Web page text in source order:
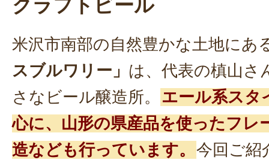
クラフトビール
米沢市南部の自然豊かな土地にあ
スブルワリー」 は、代表の槙山さ
さなビール醸造所。
エール系スタ
心に、山形の県産品を使ったフレ
造なども行っています。 今回ご紹